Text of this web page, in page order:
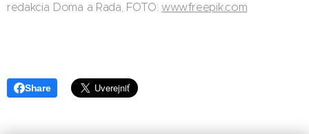
redakcia Doma a Rada, FOTO:www.freepik.com
Share